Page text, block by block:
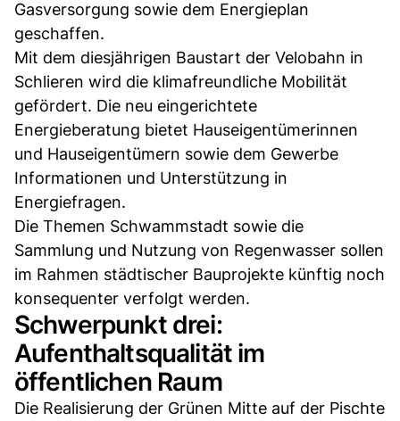
Gasversorgung sowie dem Energieplan
geschaffen.
Mit dem diesjährigen Baustart der Velobahn in
Schlieren wird die klimafreundliche Mobilität
gefördert. Die neu eingerichtete
Energieberatung bietet Hauseigentümerinnen
und Hauseigentümern sowie dem Gewerbe
Informationen und Unterstützung in
Energiefragen.
Die Themen Schwammstadt sowie die
Sammlung und Nutzung von Regenwasser sollen
im Rahmen städtischer Bauprojekte künftig noch
konsequenter verfolgt werden.
Schwerpunkt drei:
Aufenthaltsqualität im
öffentlichen Raum
Die Realisierung der Grünen Mitte auf der Pischte